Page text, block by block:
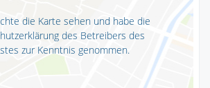
die Karte sehen und habe die
des Betreibers des
zur Kenntnis genommen.